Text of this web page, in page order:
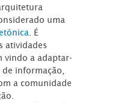
uma
. É
atividades
vindo a adaptar-
de informação,
a comunidade